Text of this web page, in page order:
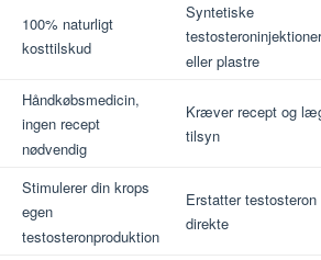
100% naturligt
kosttilskud
Syntetiske
eller plastre
Håndkøbsmedicin,
ingen recept
nødvendig
Kræver recept og
tilsyn
Stimulerer din krops
egen
testosteronproduktion
Erstatter testosteron
direkte